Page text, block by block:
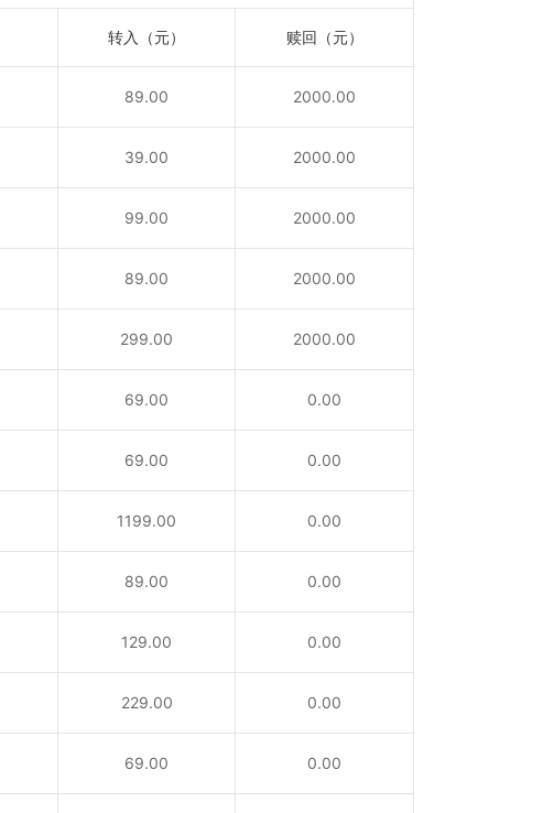
转入（元） 赎回（元）
89.00 2000.00
39.00 2000.00
99.00 2000.00
89.00 2000.00
299.00 2000.00
69.00 0.00
69.00 0.00
1199.00 0.00
89.00 0.00
129.00 0.00
229.00 0.00
69.00 0.00